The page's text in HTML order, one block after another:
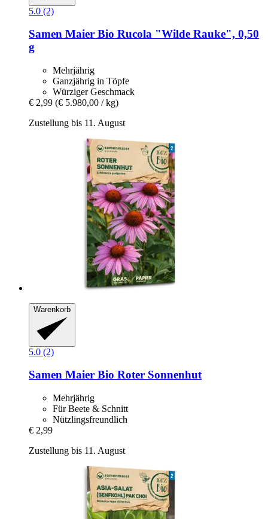
5.0 (2)
Samen Maier Bio Rucola "Wilde Rauke", 0,50
g
Mehrjährig
Ganzjährig in Töpfe
Würziger Geschmack
€ 2,99 (€ 5.980,00 / kg)
Zustellung bis 11. August
Warenkorb
5.0 (2)
Samen Maier Bio Roter Sonnenhut
Mehrjährig
Für Beete & Schnitt
Nützlingsfreundlich
€ 2,99
Zustellung bis 11. August